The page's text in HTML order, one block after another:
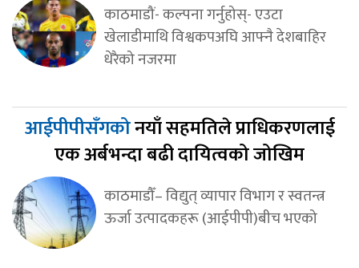
काठमाडौं- कल्पना गर्नुहोस्- एउटा
खेलाडीमाथि विश्वकपअघि आफ्नै देशबाहिर
धेरैको नजरमा
आईपीपीसँगकोनयाँ सहमतिले प्राधिकरणलाई
एक अर्बभन्दा बढी दायित्वको जोखिम
काठमाडौँ– विद्युत् व्यापार विभाग र स्वतन्त्र
ऊर्जा उत्पादकहरू (आईपीपी)बीच भएको